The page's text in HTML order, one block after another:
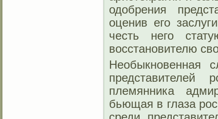
одобрения
оценив его
честь него
восстановителю
Необыкновенная
представителей
племянника
бьющая в глаза